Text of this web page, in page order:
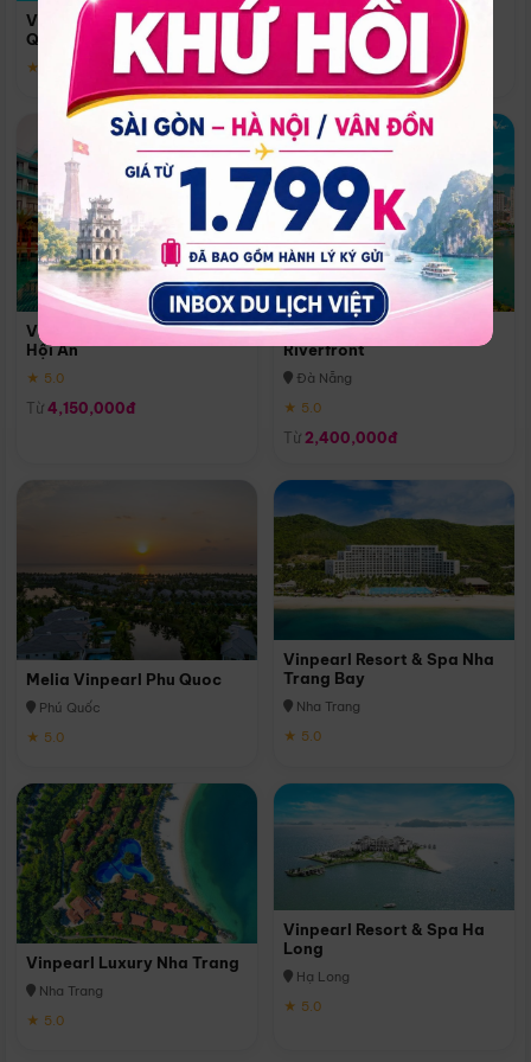
Vinpearl Resort & Spa Phu
Quoc
★ 5.0
Quoc
Phú Quốc
★ 5.0
Vinpearl Resort & Golf Nam
Hội An
★ 5.0
Từ 4,150,000đ
Melia Vinpearl Danang
Riverfront
Đà Nẵng
★ 5.0
Từ 2,400,000đ
Melia Vinpearl Phu Quoc
Phú Quốc
★ 5.0
Vinpearl Resort & Spa Nha
Trang Bay
Nha Trang
★ 5.0
Vinpearl Luxury Nha Trang
Nha Trang
★ 5.0
Vinpearl Resort & Spa Ha
Long
Hạ Long
★ 5.0